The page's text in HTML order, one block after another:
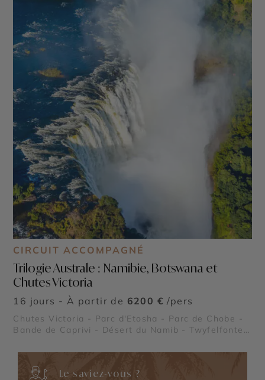
CIRCUIT ACCOMPAGNÉ
Trilogie Australe : Namibie, Botswana et
Chutes Victoria
16 jours - À partir de 6200 € /pers
Chutes Victoria - Parc d'Etosha - Parc de Chobe -
Bande de Caprivi - Désert du Namib - Twyfelfontein
Le saviez-vous ?